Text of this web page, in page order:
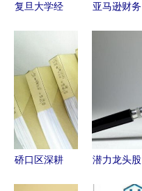
复旦大学经
业学位硕士
毕业生就业
报告
亚马逊财务
硚口区深耕
潜力龙头股